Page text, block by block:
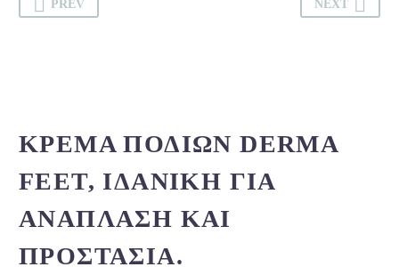
PREV NEXT
ΚΡΈΜΑ ΠΟΔΙΏΝ DERMA
FEET, ΙΔΑΝΙΚΉ ΓΙΑ
ΑΝΆΠΛΑΣΗ ΚΑΙ
ΠΡΟΣΤΑΣΊΑ.